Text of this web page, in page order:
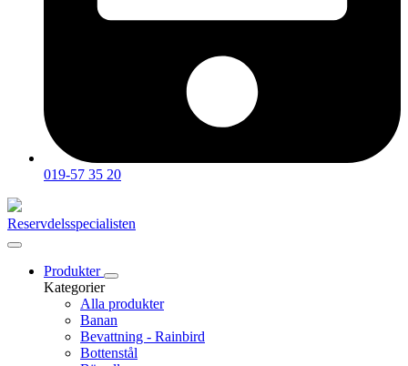
019-57 35 20
Reservdelsspecialisten
Produkter
Kategorier
Alla produkter
Banan
Bevattning - Rainbird
Bottenstål